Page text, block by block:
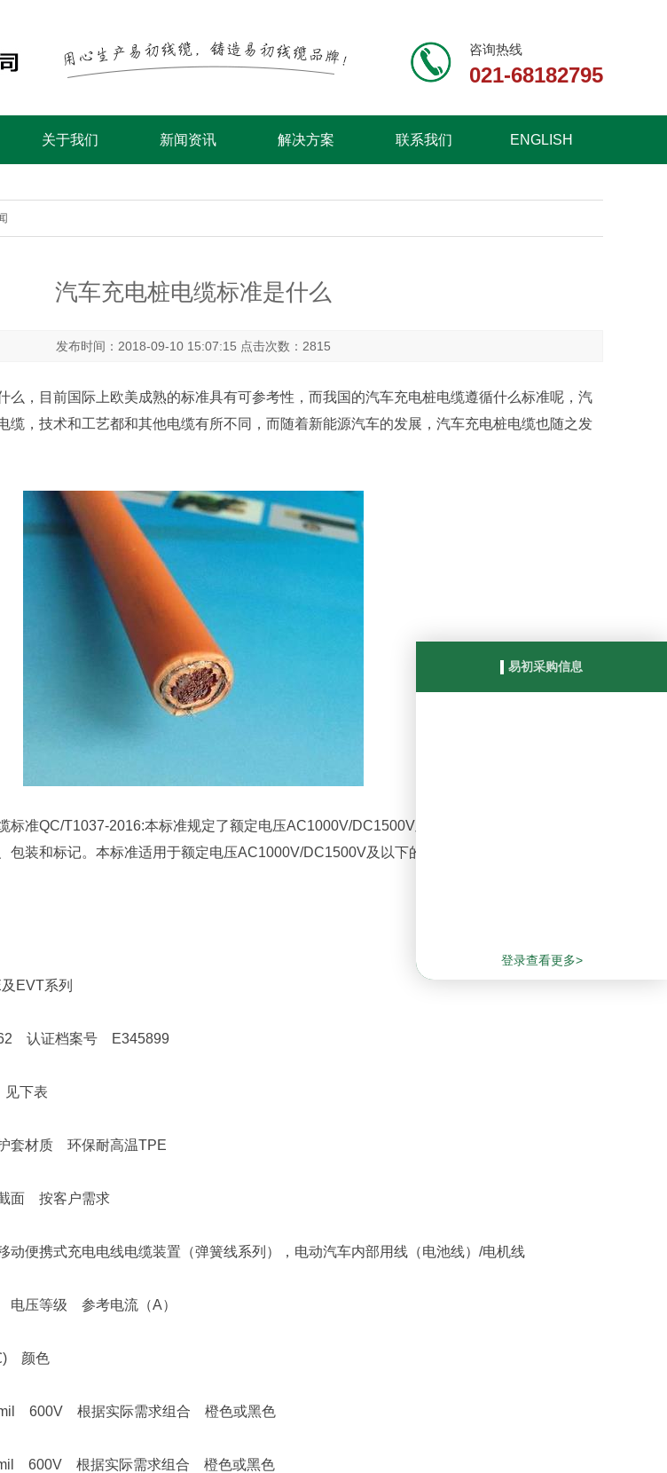
咨询热线
021-68182795
关于我们 新闻资讯 解决方案 联系我们 ENGLISH
汽车充电桩电缆标准是什么
发布时间：2018-09-10 15:07:15 点击次数：2815
么，目前国际上欧美成熟的标准具有可参考性，而我国的汽车充电桩电缆遵循什么标准呢，汽
缆，技术和工艺都和其他电缆有所不同，而随着新能源汽车的发展，汽车充电桩电缆也随之发
准QC/T1037-2016:本标准规定了额定电压AC1000V/DC1500V及以下道路车辆用汽车充电桩
包装和标记。本标准适用于额定电压AC1000V/DC1500V及以下的道路车辆的高压系统电路用
EVT系列
认证档案号 E345899
下表
材质 环保耐高温TPE
按客户需求
携式充电电线电缆装置（弹簧线系列），电动汽车内部用线（电池线）/电机线
压等级 参考电流（A）
颜色
600V 根据实际需求组合 橙色或黑色
600V 根据实际需求组合 橙色或黑色
登录查看更多>